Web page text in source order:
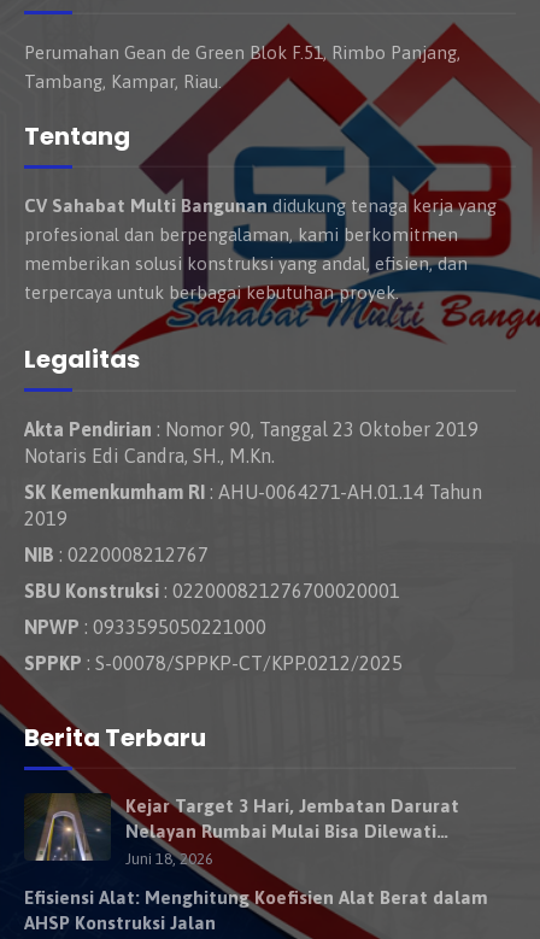
Perumahan Gean de Green Blok F.51, Rimbo Panjang,
Tambang, Kampar, Riau.
Tentang
CV Sahabat Multi Bangunan didukung tenaga kerja yang
profesional dan berpengalaman, kami berkomitmen
memberikan solusi konstruksi yang andal, efisien, dan
terpercaya untuk berbagai kebutuhan proyek.
Legalitas
Akta Pendirian : Nomor 90, Tanggal 23 Oktober 2019
Notaris Edi Candra, SH., M.Kn.
SK Kemenkumham RI : AHU-0064271-AH.01.14 Tahun
2019
NIB : 0220008212767
SBU Konstruksi : 022000821276700020001
NPWP : 0933595050221000
SPPKP : S-00078/SPPKP-CT/KPP.0212/2025
Berita Terbaru
Kejar Target 3 Hari, Jembatan Darurat
Nelayan Rumbai Mulai Bisa Dilewati
Kendaraan Besok
Juni 18, 2026
Efisiensi Alat: Menghitung Koefisien Alat Berat dalam
AHSP Konstruksi Jalan